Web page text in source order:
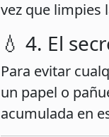
vez que limpies
💧 4. El
Para evitar
un papel o
acumulada en